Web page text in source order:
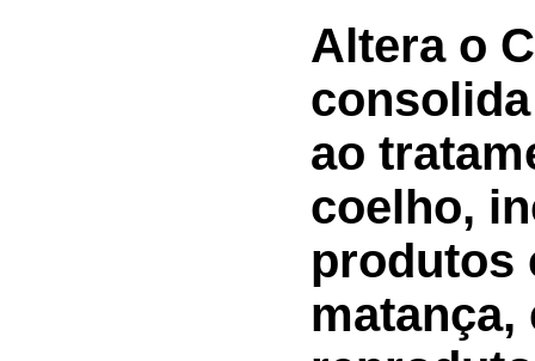
Altera o
ao
coelho,
produtos
matança,